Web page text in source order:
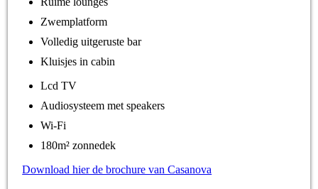
Zwemplatform
Volledig uitgeruste bar
Kluisjes in cabin
Lcd TV
Audiosysteem met speakers
Wi-Fi
180m² zonnedek
Download hier de brochure van Casanova